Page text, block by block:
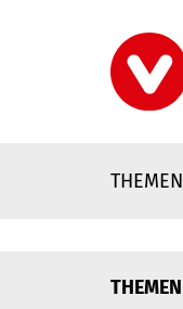
THEMEN
THEMEN